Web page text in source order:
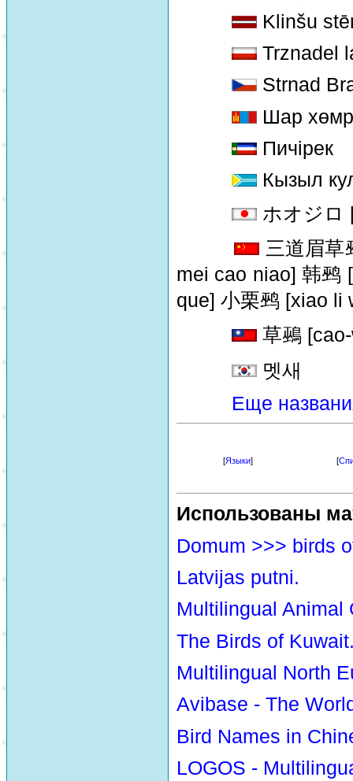
Klinšu
Trznadel
Strnad
Шар
Пичiрек
Кызыл
ホオジロ
三道眉草
mei cao niao] 韩鹀
que] 小栗鹀 [xiao li
草鵐
멧새
Еще
[Языки] [
Использованы
Domum >>> birds
Latvijas putni.
Multilingual Animal
The Birds of
Multilingual North
Avibase - The
Bird Names in
LOGOS -